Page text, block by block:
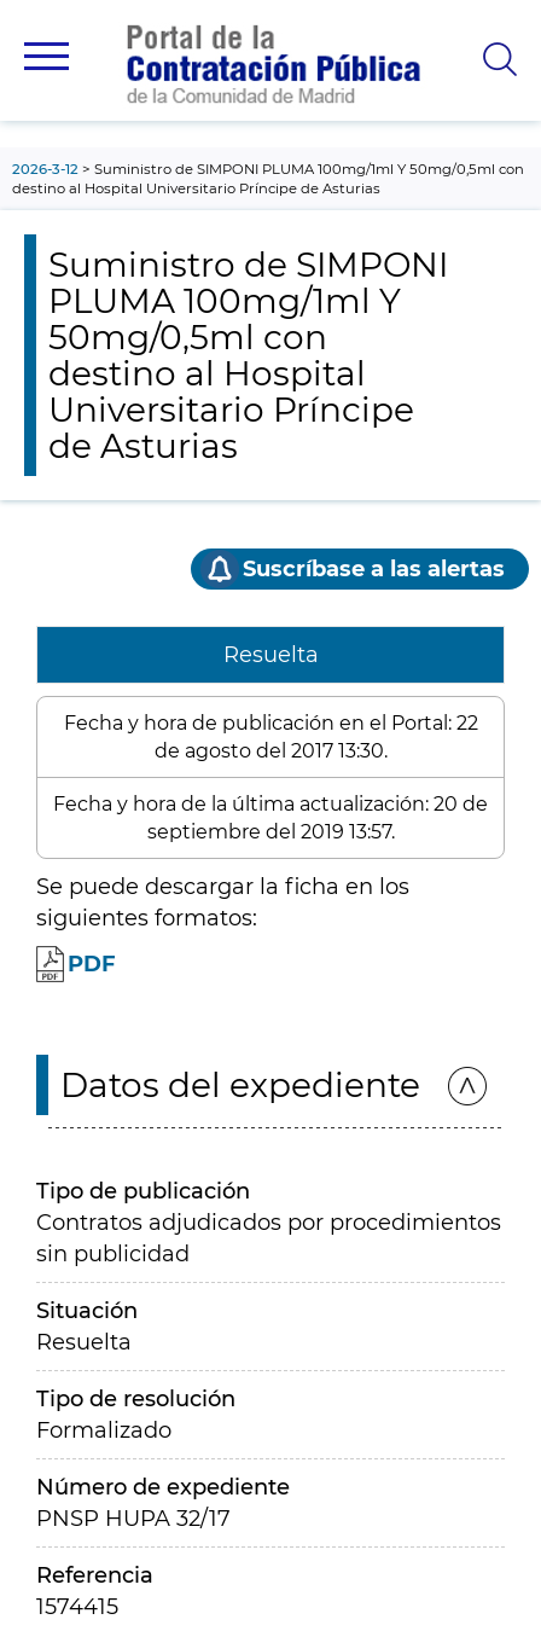
principal
2026-3-12
Suministro de SIMPONI PLUMA 100mg/1ml Y 50mg/0,5ml con
destino al Hospital Universitario Príncipe de Asturias
Suministro de SIMPONI
PLUMA 100mg/1ml Y
50mg/0,5ml con
destino al Hospital
Universitario Príncipe
de Asturias
Suscríbase a las alertas
Resuelta
Fecha y hora de publicación en el Portal: 22
de agosto del 2017 13:30.
Fecha y hora de la última actualización: 20 de
septiembre del 2019 13:57.
Se puede descargar la ficha en los
siguientes formatos:
PDF
Datos del expediente
Tipo de publicación
Contratos adjudicados por procedimientos
sin publicidad
Situación
Resuelta
Tipo de resolución
Formalizado
Número de expediente
PNSP HUPA 32/17
Referencia
1574415